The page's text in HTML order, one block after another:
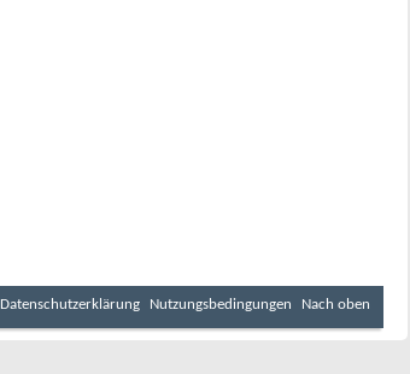
Datenschutzerklärung Nutzungsbedingungen Nach oben